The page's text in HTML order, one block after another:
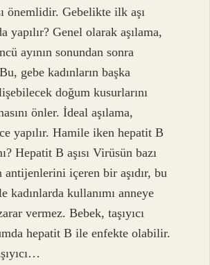
önemlidir. Gebelikte ilk aşı
yapılır? Genel olarak aşılama,
ayının sonundan sonra
gebe kadınların başka
doğum kusurlarını
önler. İdeal aşılama,
yapılır. Hamile iken hepatit B
Hepatit B aşısı Virüsün bazı
antijenlerini içeren bir aşıdır, bu
kadınlarda kullanımı anneye
vermez. Bebek, taşıyıcı
hepatit B ile enfekte olabilir.